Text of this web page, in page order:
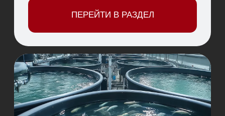
кормов, эффективности использования
животных. Способствуют лучшему усвоению
сырья, снижению кормовых затрат и
поддержанию здоровья.
ФЕРМЕНТЫ
ПЕРЕЙТИ В РАЗДЕЛ